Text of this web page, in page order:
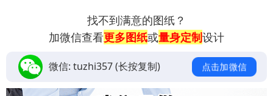
找不到满意的图纸？
加微信查看更多图纸或量身定制设计
微信: tuzhi357(长按复制) 点击加微信